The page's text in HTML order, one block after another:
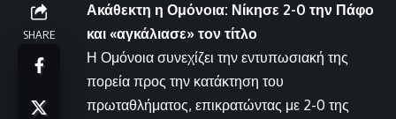
SHARE
Ακάθεκτη η Ομόνοια: Νίκησε 2-0 την Πάφο
και «αγκάλιασε» τον τίτλο
Η Ομόνοια συνεχίζει την εντυπωσιακή της
πορεία προς την κατάκτηση του
πρωταθλήματος, επικρατώντας με 2-0 της